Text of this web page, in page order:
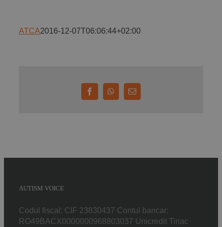
ATCA2016-12-07T06:06:44+02:00
FacebookWhatsApp
E-
AUTISM VOICE
Codul fiscal: CIF 23830437 Contul bancar:
RO49BACX0000000968803037 Unicredit Tiriac